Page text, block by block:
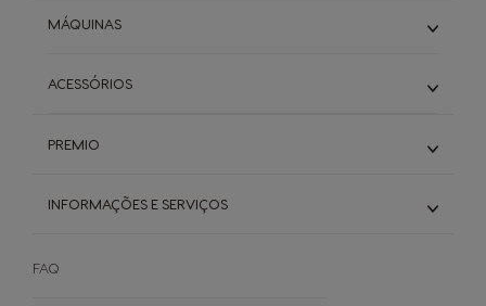
Cafés Longos
Descafeinados
NEO Todas as variedades
NEO Lungos e Americanos
MÁQUINAS
Infinissima
Mini Me
ACESSÓRIOS
PREMIO
Introduza códigos
Como funciona
INFORMAÇÕES E SERVIÇOS
Manuais De Utilizador
FAQ